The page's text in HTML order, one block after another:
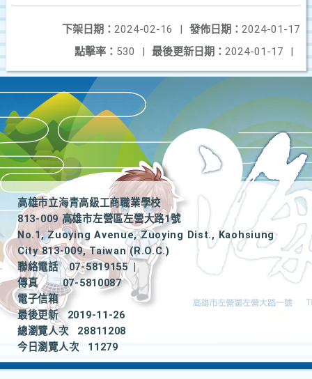
發佈日期： 2024-01-17
下架日期： 2024-02-16
|
最後更新日期： 2024-01-17 |
點擊率： 530 |
高雄市立海青高級工商職業學校
813-009 高雄市左營區左營大路1號
No.1, Zuoying Avenue, Zuoying Dist., Kaohsiung
City 813-009, Taiwan (R.O.C.)
聯絡電話
07-5819155
|
傳真
07-5810087
電子信箱
最後更新
2019-11-26
總瀏覽人次
28811208
今日瀏覽人次
11279